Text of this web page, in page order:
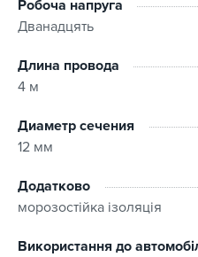
Робоча напруга
Дванадцять
Длина провода
4 м
Диаметр сечения
12 мм
Додатково
морозостійка ізоляція
Використання до